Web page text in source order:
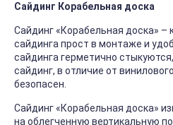
Сайдинг Корабельная доска
Сайдинг «Корабельная доска»
сайдинга прост в монтаже и
сайдинга герметично
сайдинг, в отличие от
безопасен.
Сайдинг «Корабельная доска»
на облегченную вертикальную